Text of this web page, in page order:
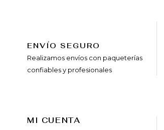
ENVÍ­O SEGURO
Realizamos envíos con paqueterías
confiables y profesionales
MI CUENTA